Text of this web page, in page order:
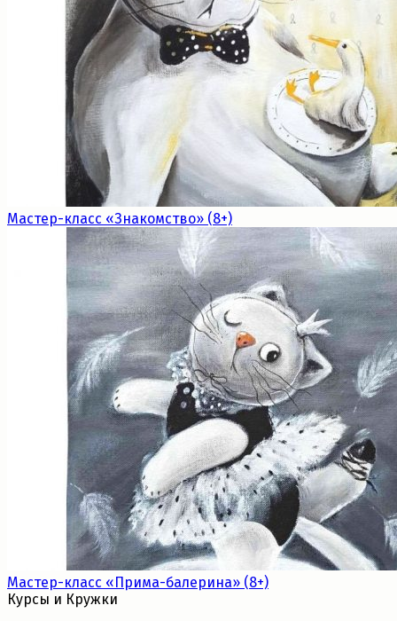
Мастер-класс «Знакомство» (8+)
Мастер-класс «Прима-балерина» (8+)
Курсы и Кружки